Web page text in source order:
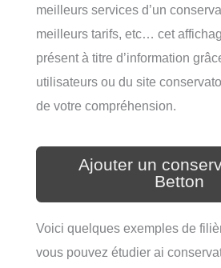
meilleurs services d’un
meilleurs tarifs, etc… cet
présent à titre d’information
utilisateurs ou du site
de votre compréhension.
Ajouter un
Betton
Voici quelques exemples de
vous pouvez étudier ai